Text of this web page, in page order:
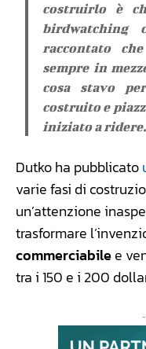
costruirlo è
raccontato
sempre in
cosa stavo
costruito e
iniziato a ridere.
Dutko ha pubblicato
varie fasi di
un’attenzione
trasformare
commerciabilee
tra i 150 e i 200